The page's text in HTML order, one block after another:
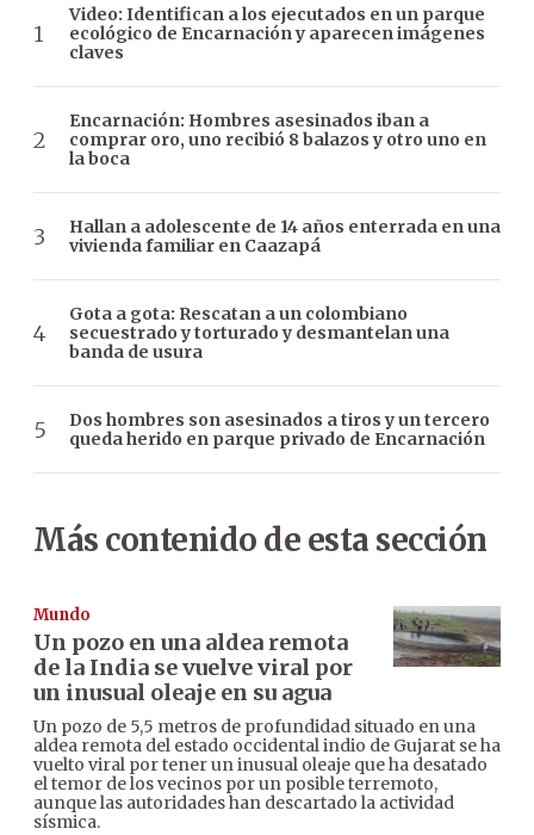
Video: Identifican a los ejecutados en un parque
ecológico de Encarnación y aparecen imágenes
claves
Encarnación: Hombres asesinados iban a
comprar oro, uno recibió 8 balazos y otro uno en
la boca
Hallan a adolescente de 14 años enterrada en una
vivienda familiar en Caazapá
Gota a gota: Rescatan a un colombiano
secuestrado y torturado y desmantelan una
banda de usura
Dos hombres son asesinados a tiros y un tercero
queda herido en parque privado de Encarnación
Más contenido de esta sección
Mundo
Un pozo en una aldea remota
de la India se vuelve viral por
un inusual oleaje en su agua
Un pozo de 5,5 metros de profundidad situado en una
aldea remota del estado occidental indio de Gujarat se ha
vuelto viral por tener un inusual oleaje que ha desatado
el temor de los vecinos por un posible terremoto,
aunque las autoridades han descartado la actividad
sísmica.